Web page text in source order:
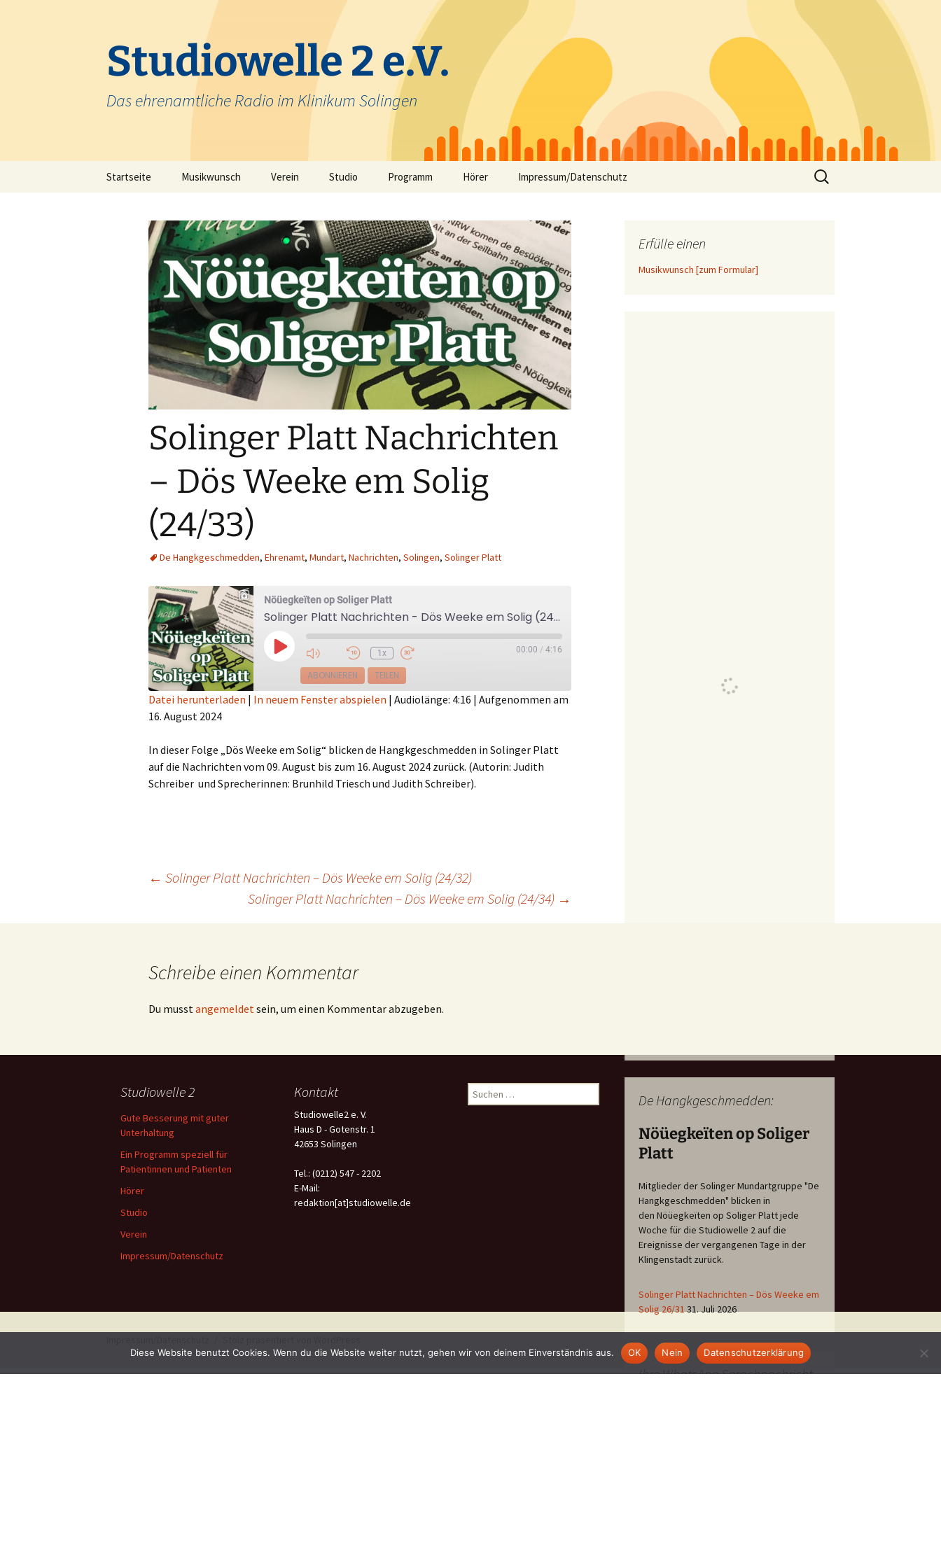
Studiowelle 2 e.V.
Das ehrenamtliche Radio im Klinikum Solingen
Startseite Musikwunsch Verein
Krankenhausfunk
Studio Programm
Platt – aktuelle Mundart
Jeck im Klinikum
TV-Angebot
Hörer Impressum/Datenschutz
Suchen
nach:
Solinger Platt Nachrichten
– Dös Weeke em Solig
(24/33)
De Hangkgeschmedden, Ehrenamt, Mundart, Nachrichten, Solingen, Solinger Platt
Nöüegkeïten op Soliger Platt
Solinger Platt Nachrichten - Dös Weeke em Solig (24/33)
Play
Episode
1x 00:00 / 4:16
ABONNIEREN TEILEN
TEILEN
LINK
EMBED
Datei herunterladen | In neuem Fenster abspielen | Audiolänge: 4:16 | Aufgenommen am
16. August 2024
In dieser Folge „Dös Weeke em Solig“ blicken de Hangkgeschmedden in Solinger Platt
auf die Nachrichten vom 09. August bis zum 16. August 2024 zurück. (Autorin: Judith
Schreiber und Sprecherinnen: Brunhild Triesch und Judith Schreiber).
Beitragsnavigation
← Solinger Platt Nachrichten – Dös Weeke em Solig (24/32)
Solinger Platt Nachrichten – Dös Weeke em Solig (24/34) →
Schreibe einen Kommentar
Du musstangemeldetsein, um einen Kommentar abzugeben.
Erfülle einen
Musikwunsch [zum Formular]
De Hangkgeschmedden:
Nöüegkeïten op Soliger
Platt
Mitglieder der Solinger Mundartgruppe "De
Hangkgeschmedden" blicken in
den Nöüegkeïten op Soliger Platt jede
Woche für die Studiowelle 2 auf die
Ereignisse der vergangenen Tage in der
Klingenstadt zurück.
Solinger Platt Nachrichten – Dös Weeke em
Solig 26/31 31. Juli 2026
Ihre WhatsApp Sprachnachricht
Studiowelle 2
Gute Besserung mit guter
Unterhaltung
Ein Programm speziell für
Patientinnen und Patienten
Hörer
Studio
Verein
Impressum/Datenschutz
Kontakt
Studiowelle2 e. V.
Haus D - Gotenstr. 1
42653 Solingen
Tel.: (0212) 547 - 2202
E-Mail:
redaktion[at]studiowelle.de
Suchen
nach:
Diese Website benutzt Cookies. Wenn du die Website weiter nutzt, gehen wir von deinem Einverständnis aus. OK Nein Datenschutzerklärung